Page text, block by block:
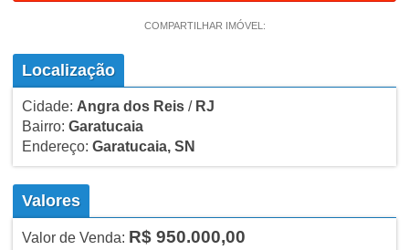
COMPARTILHAR IMÓVEL:
Localização
Cidade: Angra dos Reis/ RJ
Bairro: Garatucaia
Endereço: Garatucaia, SN
Valores
Valor de Venda: R$ 950.000,00